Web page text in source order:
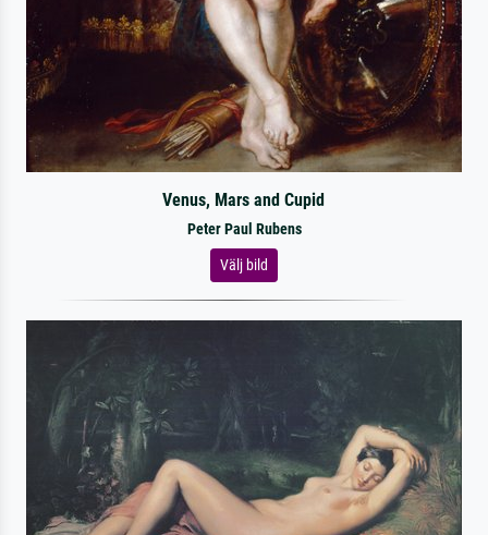
Venus, Mars and Cupid
Peter Paul Rubens
Välj bild